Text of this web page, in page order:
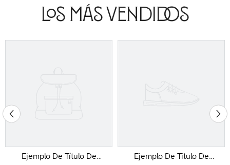
Los Más Vendidos
Ejemplo De Título De
Ejemplo De Título De